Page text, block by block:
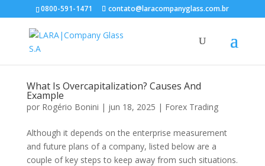
0800-591-1471 contato@laracompanyglass.com.br
What Is Overcapitalization? Causes And
Example
por Rogério Bonini | jun 18, 2025 | Forex Trading
Although it depends on the enterprise measurement
and future plans of a company, listed below are a
couple of key steps to keep away from such situations.